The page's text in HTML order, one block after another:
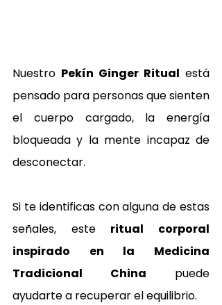
Nuestro Pekín Ginger Ritual está
pensado para personas que sienten
el cuerpo cargado, la energía
bloqueada y la mente incapaz de
desconectar.
Si te identificas con alguna de estas
señales, este ritual corporal
inspirado en la Medicina
Tradicional China puede
ayudarte a recuperar el equilibrio.